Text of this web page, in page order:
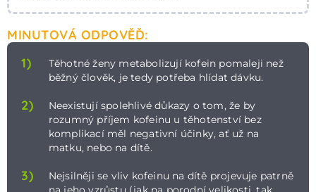
MINUTOVÁ ODPOVĚĎ:
1)
Těhotné ženy metabolizují kofein pomaleji než
běžný člověk, je tedy potřeba hlídat dávku.
2)
Neexistují spolehlivé důkazy o tom, že by
rozumný příjem kofeinu u těhotenství bez
komplikací měl negativní účinky, ať už na
matku, nebo na dítě.
3)
Nejsilněji se vliv kofeinu na dítě projevuje patrně